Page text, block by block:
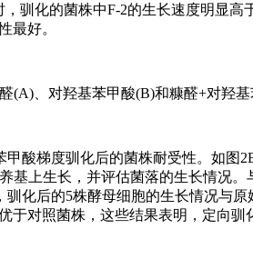
驯化的菌株中F-2的生长速度明显
最好。
(A)、对羟基苯甲酸(B)和糠醛+对羟
酸梯度驯化后的菌株耐受性。如图
基上生长，并评估菌落的生长情况
驯化后的5株酵母细胞的生长情况与
于对照菌株，这些结果表明，定向